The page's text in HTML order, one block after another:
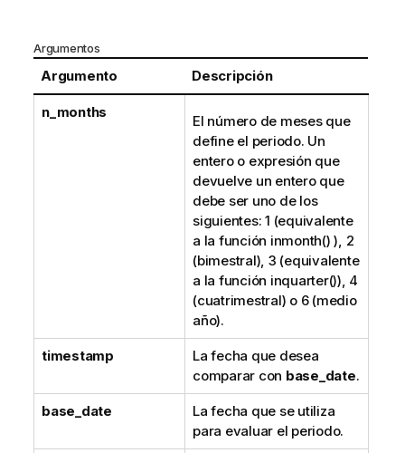
Argumentos
Argumento Descripción
n_months
El número de meses que
define el periodo. Un
entero o expresión que
devuelve un entero que
debe ser uno de los
siguientes: 1 (equivalente
a la función inmonth() ), 2
(bimestral), 3 (equivalente
a la función inquarter()), 4
(cuatrimestral) o 6 (medio
año).
timestamp
La fecha que desea
comparar con base_date.
base_date
La fecha que se utiliza
para evaluar el periodo.